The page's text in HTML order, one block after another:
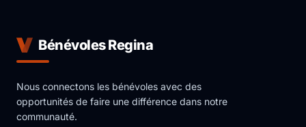
Bénévoles Regina
Nous connectons les bénévoles avec des
opportunités de faire une différence dans notre
communauté.